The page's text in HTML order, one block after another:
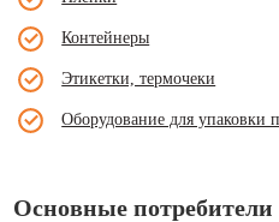
Контейнеры
Этикетки, термочеки
Оборудование для упаковки
Основные потребители